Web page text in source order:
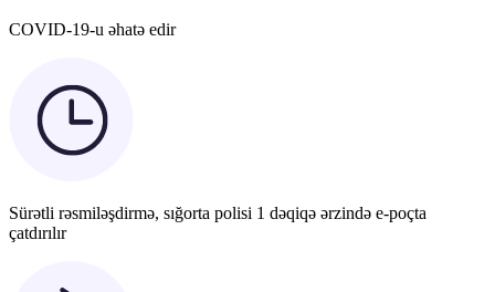
COVID-19-u əhatə edir
Sürətli rəsmiləşdirmə, sığorta polisi 1 dəqiqə ərzində e-poçta
çatdırılır